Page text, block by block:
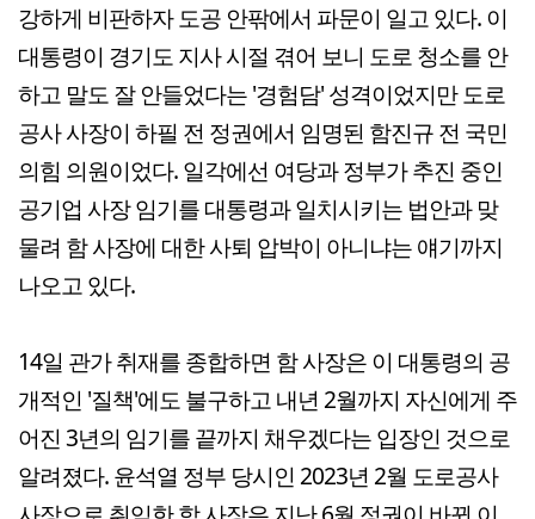
강하게 비판하자 도공 안팎에서 파문이 일고 있다. 이
대통령이 경기도 지사 시절 겪어 보니 도로 청소를 안
하고 말도 잘 안들었다는 '경험담' 성격이었지만 도로
공사 사장이 하필 전 정권에서 임명된 함진규 전 국민
의힘 의원이었다. 일각에선 여당과 정부가 추진 중인
공기업 사장 임기를 대통령과 일치시키는 법안과 맞
물려 함 사장에 대한 사퇴 압박이 아니냐는 얘기까지
나오고 있다.
14일 관가 취재를 종합하면 함 사장은 이 대통령의 공
개적인 '질책'에도 불구하고 내년 2월까지 자신에게 주
어진 3년의 임기를 끝까지 채우겠다는 입장인 것으로
알려졌다. 윤석열 정부 당시인 2023년 2월 도로공사